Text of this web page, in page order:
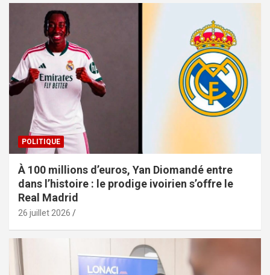
POLITIQUE
À 100 millions d’euros, Yan Diomandé entre
dans l’histoire : le prodige ivoirien s’offre le
Real Madrid
26 juillet 2026